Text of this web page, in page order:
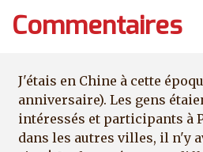
Commentaires
J'étais en Chine à cette
anniversaire). Les gens
intéressés et participants à
dans les autres villes, il n'y